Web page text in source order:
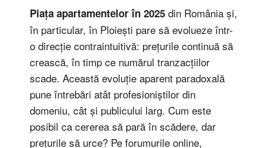
Piața apartamentelor în 2025 din România și,
în particular, în Ploiești pare să evolueze într-
o direcție contraintuitivă: prețurile continuă să
crească, în timp ce numărul tranzacțiilor
scade. Această evoluție aparent paradoxală
pune întrebări atât profesioniștilor din
domeniu, cât și publicului larg. Cum este
posibil ca cererea să pară în scădere, dar
prețurile să urce? Pe forumurile online,